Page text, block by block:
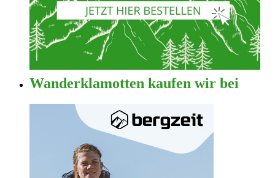
Wanderklamotten kaufen wir bei